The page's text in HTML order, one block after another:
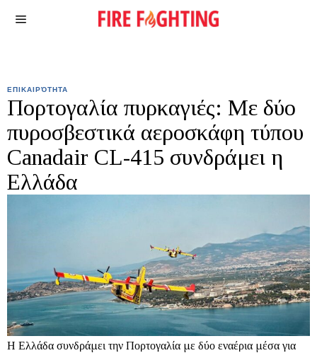
ΕΠΙΚΑΙΡΌΤΗΤΑ
Πορτογαλία πυρκαγιές: Με δύο
πυροσβεστικά αεροσκάφη τύπου
Canadair CL-415 συνδράμει η
Ελλάδα
Η Ελλάδα συνδράμει την Πορτογαλία με δύο εναέρια μέσα για